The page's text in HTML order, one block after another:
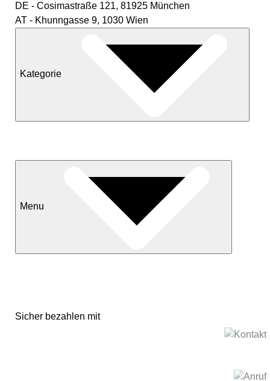
DE - Cosimastraße 121, 81925 München
AT - Khunngasse 9, 1030 Wien
Kategorie
Menu
Sicher bezahlen mit